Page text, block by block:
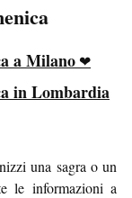
a Milano
in Lombardia
una sagra o un
le informazioni a